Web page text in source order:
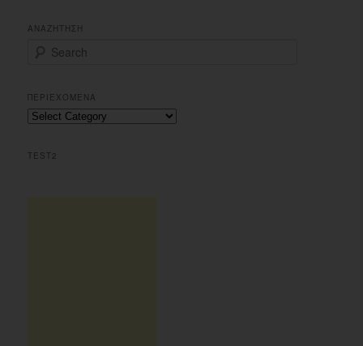
ΑΝΑΖΗΤΗΣΗ
r
c
h
ΠΕΡΙΕΧΟΜΕΝΑ
Περιεχομενα
TEST2